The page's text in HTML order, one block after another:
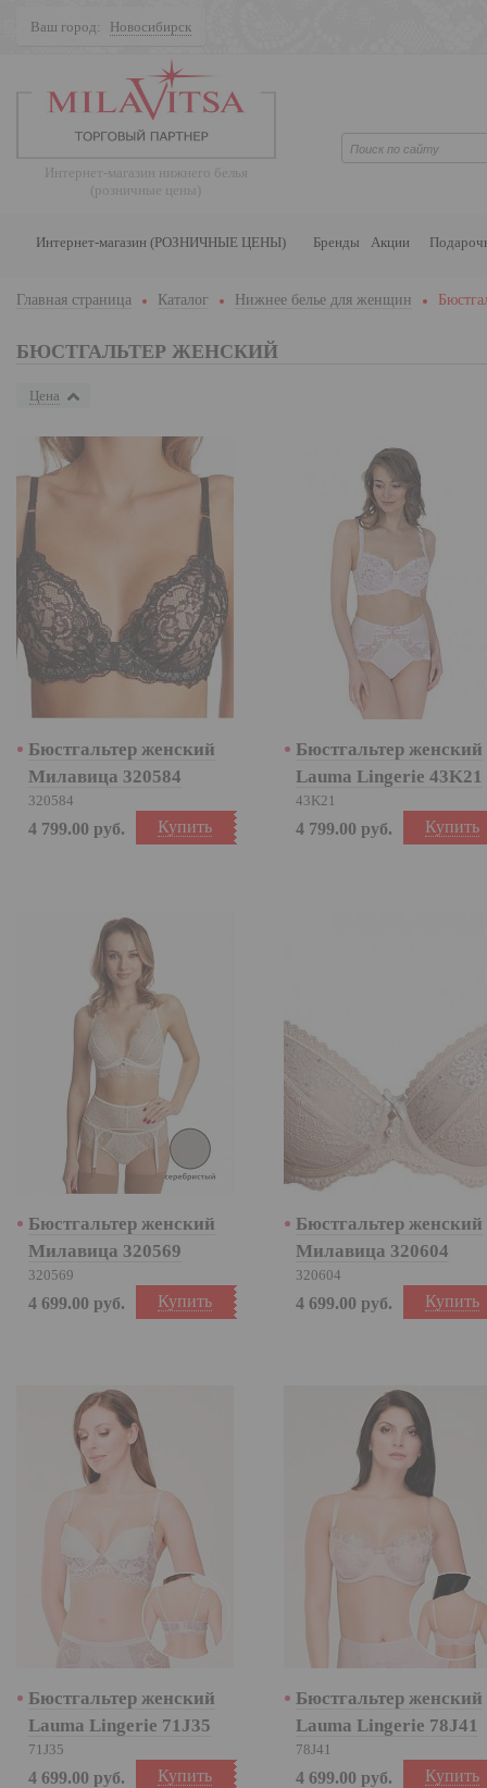
Ваш город: Новосибирск
Интернет-магазин нижнего белья
(розничные цены)
Интернет-магазин (РОЗНИЧНЫЕ ЦЕНЫ) Бренды Акции
Главная страница Каталог Нижнее белье для женщин
БЮСТГАЛЬТЕР ЖЕНСКИЙ
Цена
Бюстгальтер женский
Милавица 320584
320584
Купить
4 799.00 руб.
Бюстгальтер женский
Lauma Lingerie 43K21
43K21
Купить
4 799.00 руб.
Бюстгальтер женский
Милавица 320569
320569
Купить
4 699.00 руб.
Бюстгальтер женский
Милавица 320604
320604
Купить
4 699.00 руб.
Бюстгальтер женский
Lauma Lingerie 71J35
71J35
Купить
4 699.00 руб.
Бюстгальтер женский
Lauma Lingerie 78J41
78J41
Купить
4 699.00 руб.